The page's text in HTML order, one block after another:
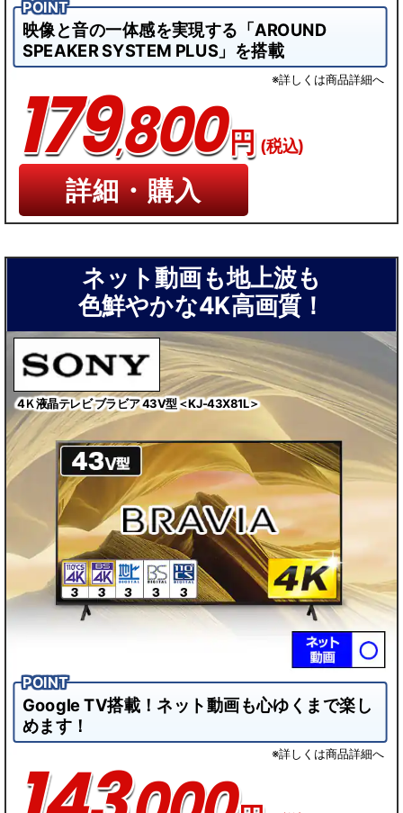
映像と音の一体感を実現する「AROUND
SPEAKER SYSTEM PLUS」を搭載
※詳しくは商品詳細へ
179,800円 (税込)
詳細・購入
ネット動画も地上波も
色鮮やかな4K高画質！
4Ｋ液晶テレビ ブラビア 43V型＜KJ-43X81L＞
Google TV搭載！ネット動画も心ゆくまで楽し
めます！
※詳しくは商品詳細へ